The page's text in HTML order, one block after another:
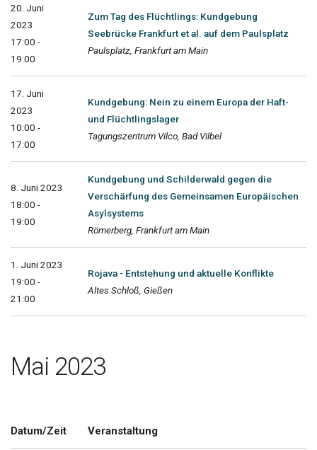
20. Juni
2023
17:00 -
19:00
Zum Tag des Flüchtlings: Kundgebung
Seebrücke Frankfurt et al. auf dem Paulsplatz
Paulsplatz, Frankfurt am Main
17. Juni
2023
10:00 -
17:00
Kundgebung: Nein zu einem Europa der Haft-
und Flüchtlingslager
Tagungszentrum Vilco, Bad Vilbel
8. Juni 2023
18:00 -
19:00
Kundgebung und Schilderwald gegen die
Verschärfung des Gemeinsamen Europäischen
Asylsystems
Römerberg, Frankfurt am Main
1. Juni 2023
19:00 -
21:00
Rojava - Entstehung und aktuelle Konflikte
Altes Schloß, Gießen
Mai 2023
Datum/Zeit Veranstaltung